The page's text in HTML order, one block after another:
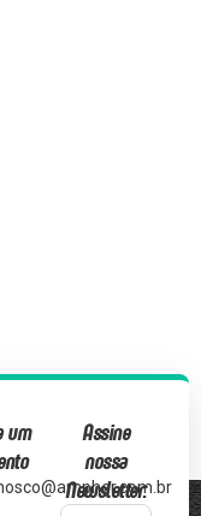
um
Assine
nossa
Newsletter: